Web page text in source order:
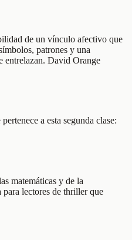
de un vínculo afectivo que
patrones y una
entrelazan. David Orange
a esta segunda clase:
matemáticas y de la
lectores de thriller que